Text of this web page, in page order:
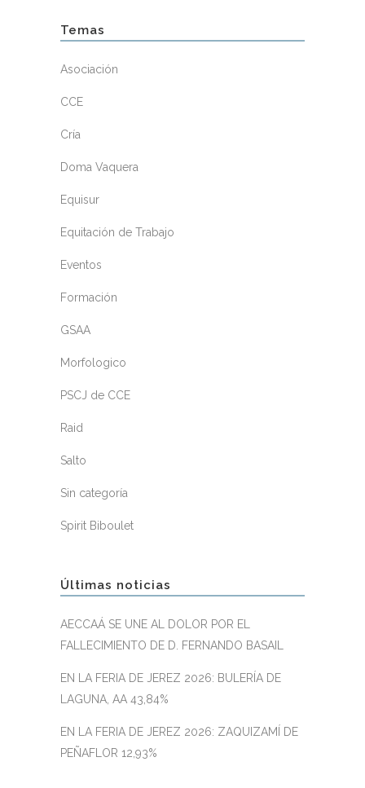
Temas
Asociación
CCE
Cría
Doma Vaquera
Equisur
Equitación de Trabajo
Eventos
Formación
GSAA
Morfologico
PSCJ de CCE
Raid
Salto
Sin categoría
Spirit Biboulet
Últimas noticias
AECCAÁ SE UNE AL DOLOR POR EL
FALLECIMIENTO DE D. FERNANDO BASAIL
EN LA FERIA DE JEREZ 2026: BULERÍA DE
LAGUNA, AA 43,84%
EN LA FERIA DE JEREZ 2026: ZAQUIZAMÍ DE
PEÑAFLOR 12,93%